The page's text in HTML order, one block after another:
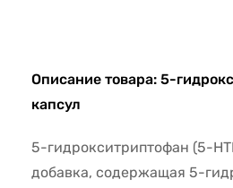
Описание товара: 5-
капсул
5-гидрокситриптофан (5-
добавка, содержащая 5-